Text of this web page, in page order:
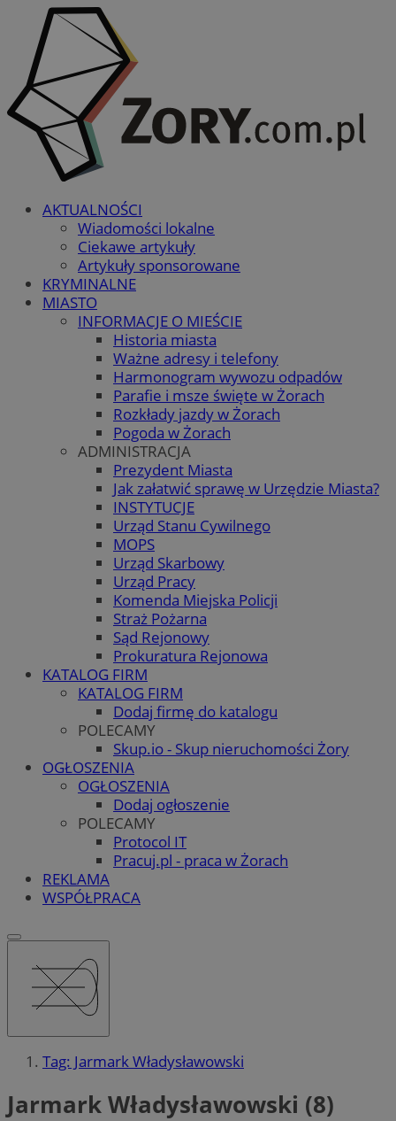
AKTUALNOŚCI
Wiadomości lokalne
Ciekawe artykuły
Artykuły sponsorowane
KRYMINALNE
MIASTO
INFORMACJE O MIEŚCIE
Historia miasta
Ważne adresy i telefony
Harmonogram wywozu odpadów
Parafie i msze święte w Żorach
Rozkłady jazdy w Żorach
Pogoda w Żorach
ADMINISTRACJA
Prezydent Miasta
Jak załatwić sprawę w Urzędzie Miasta?
INSTYTUCJE
Urząd Stanu Cywilnego
MOPS
Urząd Skarbowy
Urząd Pracy
Komenda Miejska Policji
Straż Pożarna
Sąd Rejonowy
Prokuratura Rejonowa
KATALOG FIRM
KATALOG FIRM
Dodaj firmę do katalogu
POLECAMY
Skup.io - Skup nieruchomości Żory
OGŁOSZENIA
OGŁOSZENIA
Dodaj ogłoszenie
POLECAMY
Protocol IT
Pracuj.pl - praca w Żorach
REKLAMA
WSPÓŁPRACA
Tag: Jarmark Władysławowski
Jarmark Władysławowski (8)